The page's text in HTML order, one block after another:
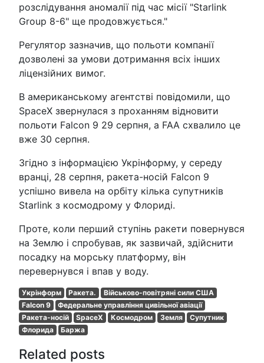
розслідування аномалії під час місії "Starlink
Group 8-6" ще продовжується."
Регулятор зазначив, що польоти компанії
дозволені за умови дотримання всіх інших
ліцензійних вимог.
В американському агентстві повідомили, що
SpaceX звернулася з проханням відновити
польоти Falcon 9 29 серпня, а FAA схвалило це
вже 30 серпня.
Згідно з інформацією Укрінформу, у середу
вранці, 28 серпня, ракета-носій Falcon 9
успішно вивела на орбіту кілька супутників
Starlink з космодрому у Флориді.
Проте, коли перший ступінь ракети повернувся
на Землю і спробував, як зазвичай, здійснити
посадку на морську платформу, він
перевернувся і впав у воду.
Укрінформ Ракета.
Військово-повітряні сили США
Falcon 9
Федеральне управління цивільної авіації
Ракета-носій
SpaceX Космодром Земля
Супутник
Флорида
Баржа
Related posts